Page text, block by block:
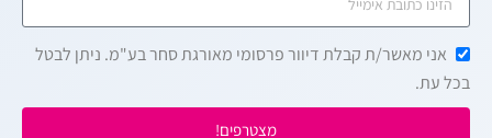
אני מאשר/ת קבלת דיוור פרסומי מאורגת סחר בע"מ. ניתן לבטל
בכל עת.
מצטרפים!